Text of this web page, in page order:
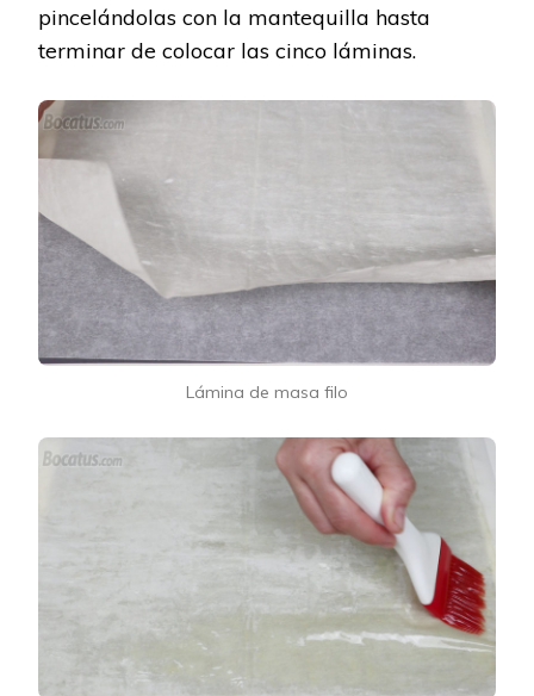
pincelándolas con la mantequilla hasta
terminar de colocar las cinco láminas.
Lámina de masa filo